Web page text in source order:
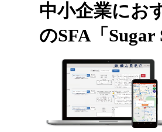
中小企業にお
のSFA「Sugar